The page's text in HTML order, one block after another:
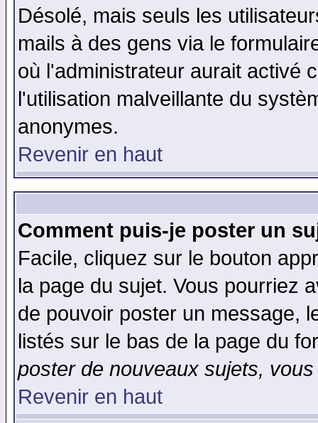
Désolé, mais seuls les
mails à des gens via le
où l'administrateur aurait activé
l'utilisation malveillante du
anonymes.
Revenir en haut
Comment puis-je poster un
Facile, cliquez sur le bouton
la page du sujet. Vous pourriez
de pouvoir poster un message,
listés sur le bas de la page du
poster de nouveaux sujets,
Revenir en haut